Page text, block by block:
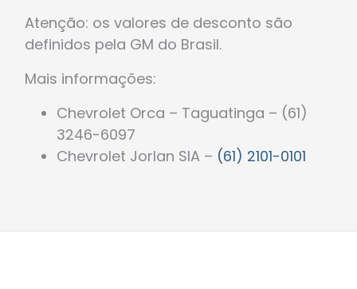
Atenção: os valores de desconto são
definidos pela GM do Brasil.
Mais informações:
Chevrolet Orca – Taguatinga – (61)
3246-6097
Chevrolet Jorlan SIA – (61) 2101-0101